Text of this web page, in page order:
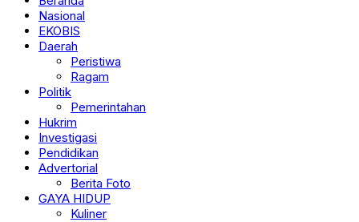
Nasional
EKOBIS
Daerah
Peristiwa
Ragam
Politik
Pemerintahan
Hukrim
Investigasi
Pendidikan
Advertorial
Berita Foto
GAYA HIDUP
Kuliner